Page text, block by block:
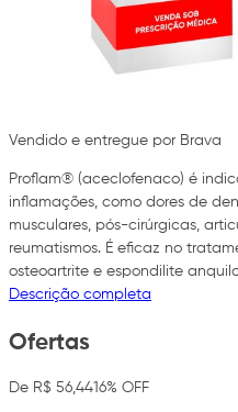
Vendido e entregue por Brava
Proflam® (aceclofenaco) é
inflamações, como dores de
musculares, pós-cirúrgicas,
reumatismos. É eficaz no
osteoartrite e espondilite
Descrição completa
Ofertas
De R$ 56,4416% OFF